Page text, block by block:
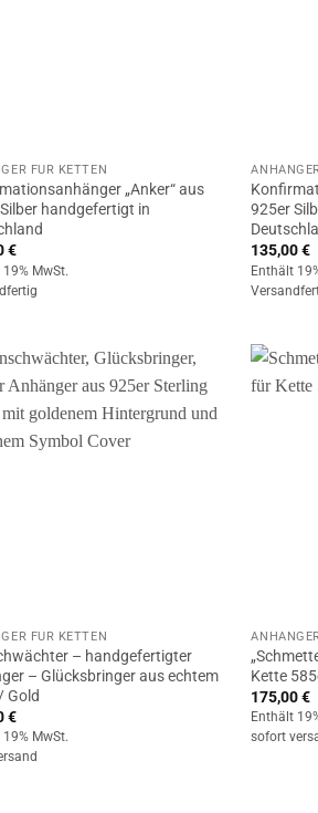
FÜR KETTEN
„Anker“ aus
handgefertigt in
€
MwSt.
925er
135,00€
Enthält
FÜR KETTEN
– handgefertigter
– Glücksbringer aus echtem
Gold
€
MwSt.
Kette
175,00€
Enthält
sofort